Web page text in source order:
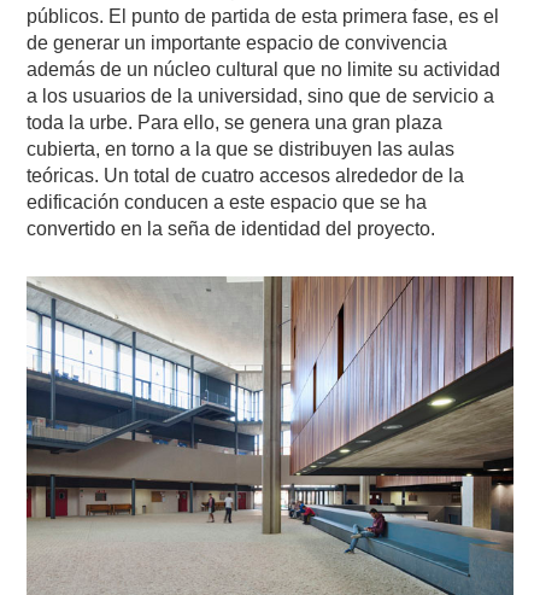
públicos. El punto de partida de esta primera fase, es el
de generar un importante espacio de convivencia
además de un núcleo cultural que no limite su actividad
a los usuarios de la universidad, sino que de servicio a
toda la urbe. Para ello, se genera una gran plaza
cubierta, en torno a la que se distribuyen las aulas
teóricas. Un total de cuatro accesos alrededor de la
edificación conducen a este espacio que se ha
convertido en la seña de identidad del proyecto.